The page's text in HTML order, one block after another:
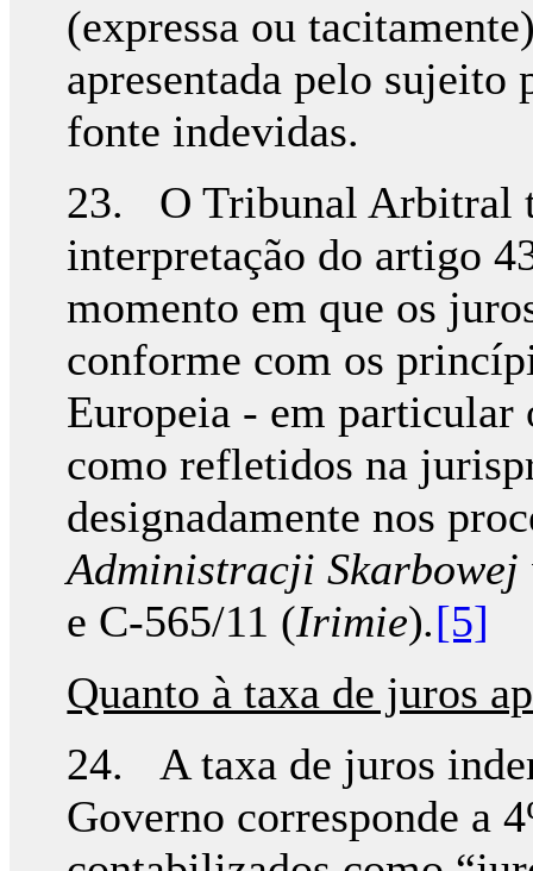
(expressa ou
apresentada pelo sujeito
fonte indevidas.
23. O Tribunal Arbitral
interpretação do artigo
momento em que os
conforme com os
Europeia - em
como refletidos na
designadamente nos
Administracji Skarbowej
e C‑565/11 (Irimie).[5]
Quanto à taxa de juros
24. A taxa de juros
Governo corresponde a